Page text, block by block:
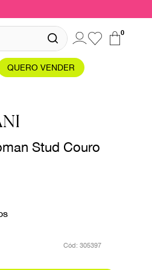
0
QUERO VENDER
Stud Couro
: 305397